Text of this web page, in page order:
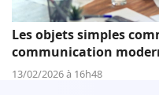
Les objets simples
communication
13/02/2026 à 16h48